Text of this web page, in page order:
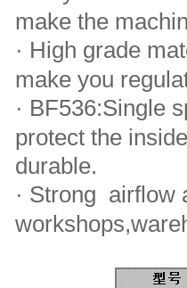
make the
· High grade
make you
· BF536:Single
protect the
durable.
· Strong airflow